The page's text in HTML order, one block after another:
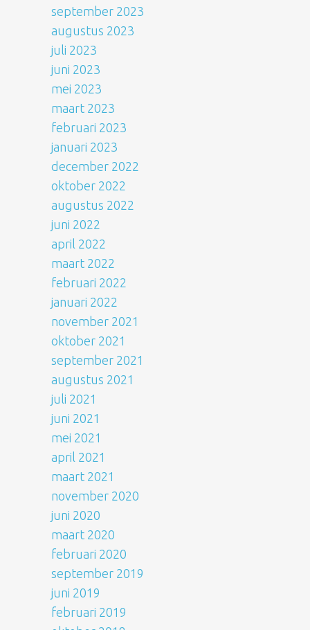
september 2023
augustus 2023
juli 2023
juni 2023
mei 2023
maart 2023
februari 2023
januari 2023
december 2022
oktober 2022
augustus 2022
juni 2022
april 2022
maart 2022
februari 2022
januari 2022
november 2021
oktober 2021
september 2021
augustus 2021
juli 2021
juni 2021
mei 2021
april 2021
maart 2021
november 2020
juni 2020
maart 2020
februari 2020
september 2019
juni 2019
februari 2019